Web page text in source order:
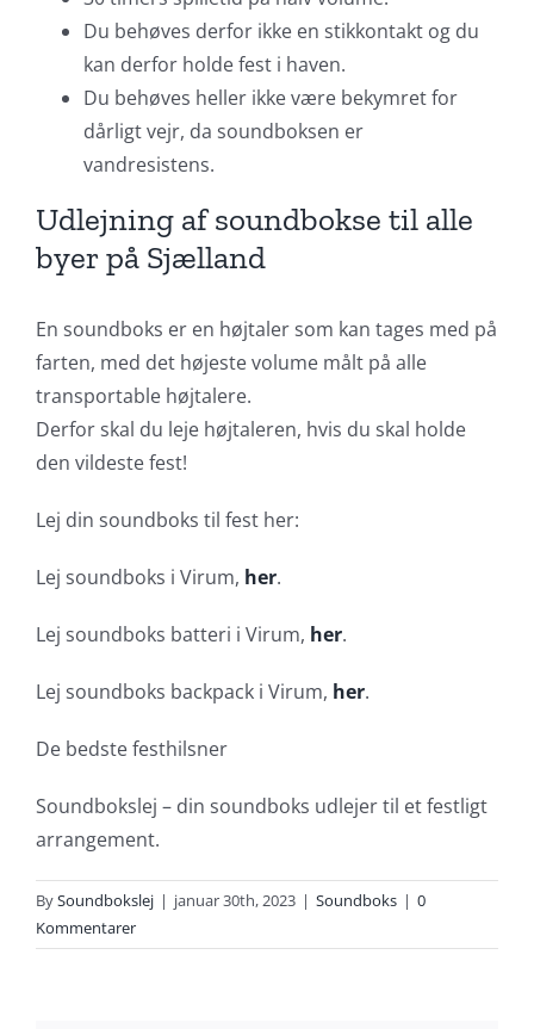
Du behøves derfor ikke en stikkontakt og du
kan derfor holde fest i haven.
Du behøves heller ikke være bekymret for
dårligt vejr, da soundboksen er
vandresistens.
Udlejning af soundbokse til alle
byer på Sjælland
En soundboks er en højtaler som kan tages med på
farten, med det højeste volume målt på alle
transportable højtalere.
Derfor skal du leje højtaleren, hvis du skal holde
den vildeste fest!
Lej din soundboks til fest her:
Lej soundboks i Virum, her.
Lej soundboks batteri i Virum, her.
Lej soundboks backpack i Virum, her.
De bedste festhilsner
Soundbokslej – din soundboks udlejer til et festligt
arrangement.
BySoundbokslej | januar 30th, 2023 | Soundboks | 0
Kommentarer